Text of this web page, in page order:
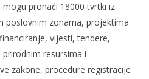
pronaći 18000 tvrtki iz
poslovnim zonama, projektima
vijesti, tendere,
resursima i
zakone, procedure registracije